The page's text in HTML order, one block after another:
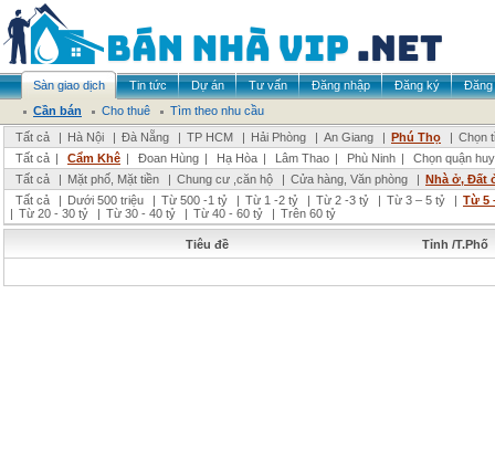
Sàn giao dịch Tin tức Dự án Tư vấn Đăng nhập Đăng ký
Đăng
Cần bán
Cho thuê
Tìm theo nhu cầu
Tất cả
| Hà Nội | Đà Nẵng | TP HCM | Hải Phòng | An Giang | Phú Thọ | Chọn
Tất cả | Cẩm Khê | Đoan Hùng | Hạ Hòa | Lâm Thao | Phù Ninh |
Chọn quận
Tất cả
| Mặt phố, Mặt tiền | Chung cư ,căn hộ | Cửa hàng, Văn phòng | Nhà ở, Đất
Tất cả
| Dưới 500 triệu | Từ 500 -1 tỷ | Từ 1 -2 tỷ | Từ 2 -3 tỷ | Từ 3 – 5 tỷ | Từ 5
| Từ 20 - 30 tỷ | Từ 30 - 40 tỷ | Từ 40 - 60 tỷ | Trên 60 tỷ
Tiêu đề Tỉnh /T.Phố